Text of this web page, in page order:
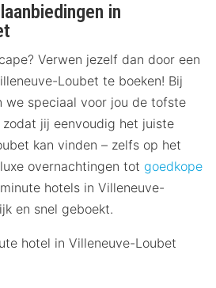
in
Verwen jezelf dan door een
Loubet te boeken! Bij
we speciaal voor jou de tofste
jij eenvoudig het juiste
kan vinden – zelfs op het
overnachtingen tot goedkope
hotels in Villeneuve-
en snel geboekt.
hotel in Villeneuve-Loubet